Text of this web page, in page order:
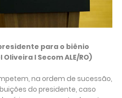
para o biênio
I Secom ALE/RO)
na ordem de sucessão,
do presidente, caso